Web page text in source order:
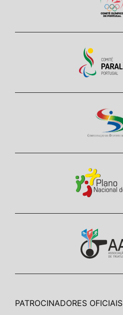
PATROCINADORES OFICIAIS